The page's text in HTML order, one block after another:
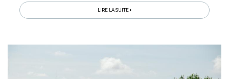
LIRE LA SUITE